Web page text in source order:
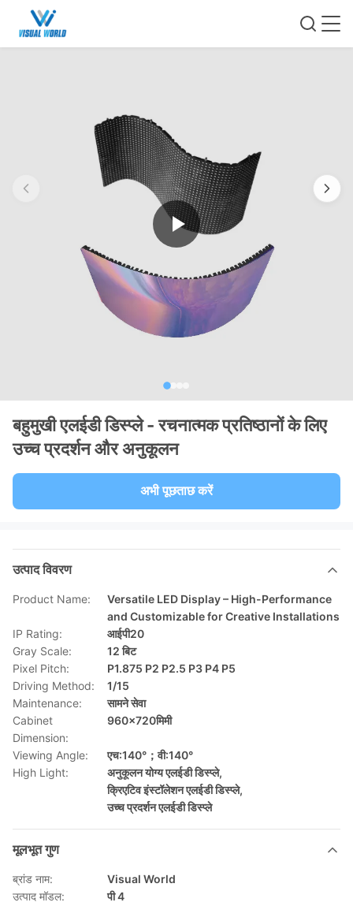
बहुमुखी एलईडी डिस्प्ले - रचनात्मक प्रतिष्ठानों के लिए
उच्च प्रदर्शन और अनुकूलन
अभी पूछताछ करें
उत्पाद विवरण
Product Name:
Versatile LED Display – High-Performance
and Customizable for Creative Installations
IP Rating:
आईपी20
Gray Scale:
12 बिट
Pixel Pitch:
P1.875 P2 P2.5 P3 P4 P5
Driving Method:
1/15
Maintenance:
सामने सेवा
Cabinet
Dimension:
960×720मिमी
Viewing Angle:
एच:140°；वी:140°
High Light:
अनुकूलन योग्य एलईडी डिस्प्ले,
क्रिएटिव इंस्टॉलेशन एलईडी डिस्प्ले,
उच्च प्रदर्शन एलईडी डिस्प्ले
मूलभूत गुण
ब्रांड नाम:
Visual World
उत्पाद मॉडल:
पी 4